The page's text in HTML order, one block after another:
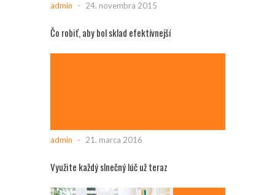
admin - 24. novembra 2015
Čo robiť, aby bol sklad efektívnejší
admin - 21. marca 2016
Využite každý slnečný lúč už teraz